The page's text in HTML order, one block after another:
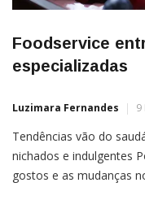
Foodservice
especializadas
Luzimara Fernandes 9
Tendências vão do
nichados e indulgentes
gostos e as mudanças